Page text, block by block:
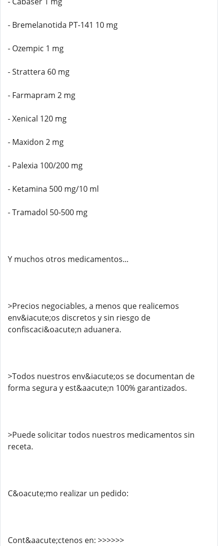
- Bremelanotida PT-141 10 mg
- Ozempic 1 mg
- Strattera 60 mg
- Farmapram 2 mg
- Xenical 120 mg
- Maxidon 2 mg
- Palexia 100/200 mg
- Ketamina 500 mg/10 ml
- Tramadol 50-500 mg
Y muchos otros medicamentos...
>Precios negociables, a menos que realicemos
env&iacute;os discretos y sin riesgo de
confiscaci&oacute;n aduanera.
>Todos nuestros env&iacute;os se documentan de
forma segura y est&aacute;n 100% garantizados.
>Puede solicitar todos nuestros medicamentos sin
receta.
C&oacute;mo realizar un pedido:
Cont&aacute;ctenos en: >>>>>>